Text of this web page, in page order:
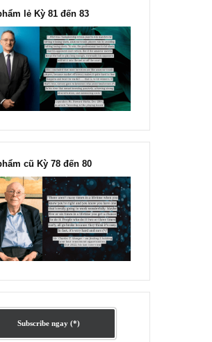
đối với rủi ro, Ngài Howard
sợ mua cổ phiếu dài hạn
vì chiến tranh”, ngài Philip